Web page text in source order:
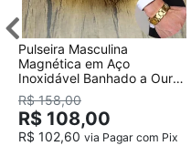
Pulseira Masculina
Magnética em Aço
Inoxidável Banhado a Ouro
18K
R$ 158,00
R$ 108,00
R$ 102,60 via Pagar com Pix